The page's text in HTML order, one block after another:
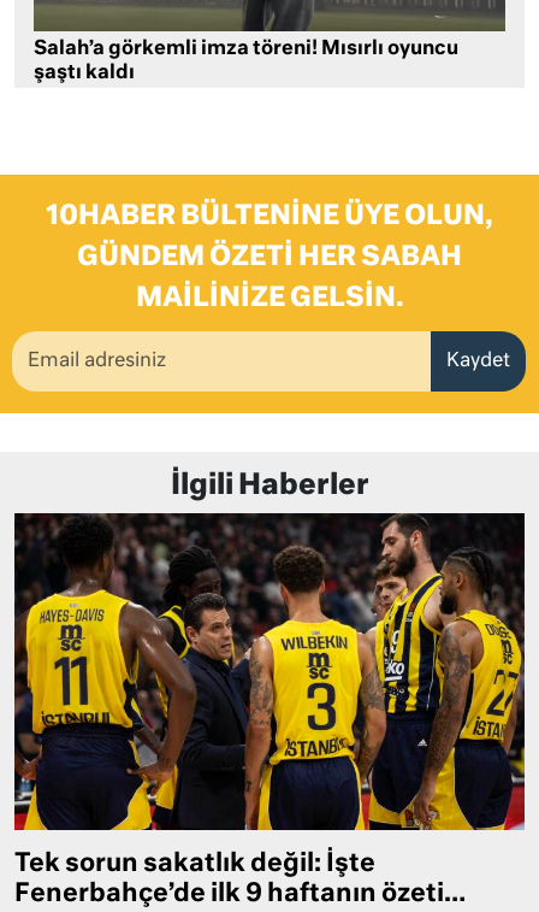
Salah’a görkemli imza töreni! Mısırlı oyuncu
şaştı kaldı
10HABER BÜLTENINE ÜYE OLUN,
GÜNDEM ÖZETI HER SABAH
MAILINIZE GELSIN.
Kaydet
İlgili Haberler
Tek sorun sakatlık değil: İşte
Fenerbahçe’de ilk 9 haftanın özeti…